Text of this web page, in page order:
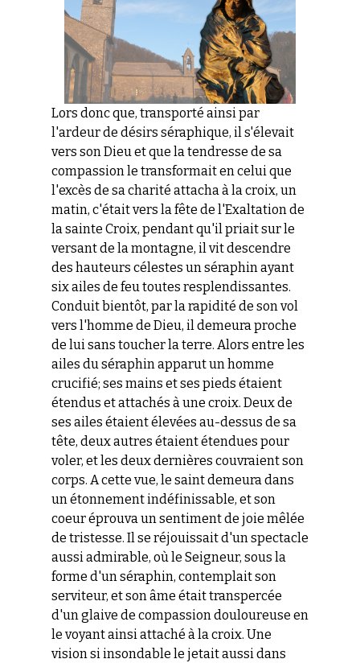
Lors donc que, transporté ainsi par
l'ardeur de désirs séraphique, il s'élevait
vers son Dieu et que la tendresse de sa
compassion le transformait en celui que
l'excès de sa charité attacha à la croix, un
matin, c'était vers la fête de l'Exaltation de
la sainte Croix, pendant qu'il priait sur le
versant de la montagne, il vit descendre
des hauteurs célestes un séraphin ayant
six ailes de feu toutes resplendissantes.
Conduit bientôt, par la rapidité de son vol
vers l'homme de Dieu, il demeura proche
de lui sans toucher la terre. Alors entre les
ailes du séraphin apparut un homme
crucifié; ses mains et ses pieds étaient
étendus et attachés à une croix. Deux de
ses ailes étaient élevées au-dessus de sa
tête, deux autres étaient étendues pour
voler, et les deux dernières couvraient son
corps. A cette vue, le saint demeura dans
un étonnement indéfinissable, et son
coeur éprouva un sentiment de joie mêlée
de tristesse. Il se réjouissait d'un spectacle
aussi admirable, où le Seigneur, sous la
forme d'un séraphin, contemplait son
serviteur, et son âme était transpercée
d'un glaive de compassion douloureuse en
le voyant ainsi attaché à la croix. Une
vision si insondable le jetait aussi dans